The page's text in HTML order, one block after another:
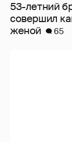
53-летний
совершил
женой
65